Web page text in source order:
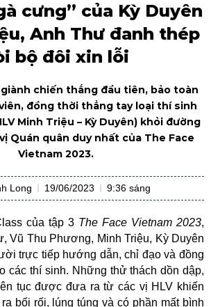
cưng” của Kỳ Duyên
Anh Thư đanh thép
bộ đôi xin lỗi
giành chiến thắng đầu tiên, bảo toàn
đồng thời thẳng tay loại thí sinh
Minh Triệu – Kỳ Duyên) khỏi đường
Quán quân duy nhất của The Face
Vietnam 2023.
Long 19/06/2023 9:36 sáng
của tập 3 The Face Vietnam 2023,
Vũ Thu Phương, Minh Triệu, Kỳ Duyên
trực tiếp hướng dẫn, chỉ đạo và đồng
các thí sinh. Những thử thách dồn dập,
tục được đưa ra từ các vị HLV khiến
bối rối, lúng túng và có phần mất bình